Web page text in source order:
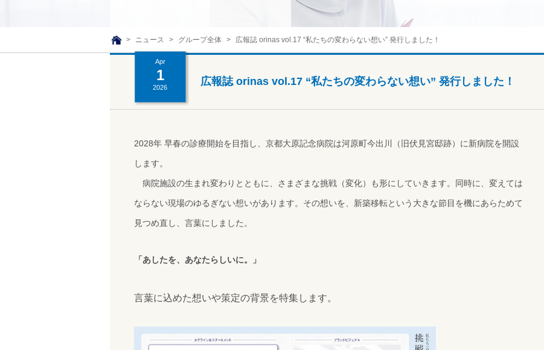
TOP
ニュース グループ全体 広報誌 orinas vol.17 “私たちの変わらない想い” 発行しました！
Apr
1
2026
広報誌 orinas vol.17 “私たちの変わらない想い” 発行しました！
2028年 早春の診療開始を目指し、京都大原記念病院は河原町今出川（旧伏見宮邸跡）に新病院を開設
します。
病院施設の生まれ変わりとともに、さまざまな挑戦（変化）も形にしていきます。同時に、変えては
ならない現場のゆるぎない想いがあります。その想いを、新築移転という大きな節目を機にあらためて
見つめ直し、言葉にしました。
「あしたを、あなたらしいに。」
言葉に込めた想いや策定の背景を特集します。